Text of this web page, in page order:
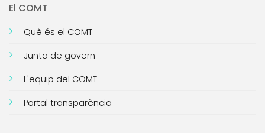
El COMT
Què és el COMT
Junta de govern
L'equip del COMT
Portal transparència